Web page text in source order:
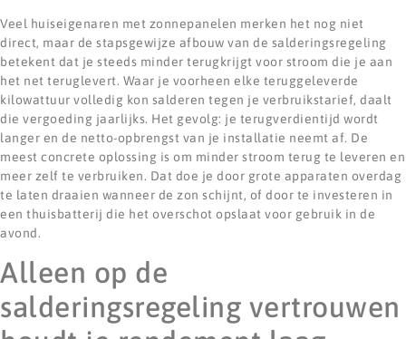
Veel huiseigenaren met zonnepanelen merken het nog niet
direct, maar de stapsgewijze afbouw van de salderingsregeling
betekent dat je steeds minder terugkrijgt voor stroom die je aan
het net teruglevert. Waar je voorheen elke teruggeleverde
kilowattuur volledig kon salderen tegen je verbruikstarief, daalt
die vergoeding jaarlijks. Het gevolg: je terugverdientijd wordt
langer en de netto-opbrengst van je installatie neemt af. De
meest concrete oplossing is om minder stroom terug te leveren en
meer zelf te verbruiken. Dat doe je door grote apparaten overdag
te laten draaien wanneer de zon schijnt, of door te investeren in
een thuisbatterij die het overschot opslaat voor gebruik in de
avond.
Alleen op de
salderingsregeling vertrouwen